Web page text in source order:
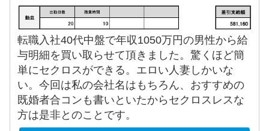
転職入社40代中盤で年収1050万円の男性から給
与明細を買い取らせて頂きました。驚くほど簡
単にセクロスができる。エロい人妻しかいな
い。今回は私の会社名はもちろん、おすすめの
既婚者合コンも書いといたからセクロスレスな
方は是非とのことです。